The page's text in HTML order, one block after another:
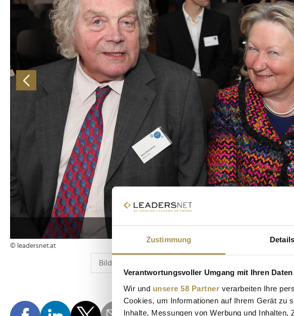
Zustimmung Details
Verantwortungsvoller Umgang mit Ihren Daten
Wir und unsere 58 Partner verarbeiten Ihre
Cookies, um Informationen auf Ihrem Gerät zu
Inhalte, Messungen von Werbung und
© leadersnet.at